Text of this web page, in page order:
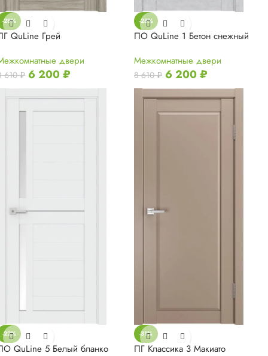
-28%
QuLine Грей
двери
610₽ 6 200₽
-28%
ПО QuLine 1 Бетон снежный
Межкомнатные двери
8 610₽ 6 200₽
-22%
QuLine 5 Белый бланко
-31%
ПГ Классика 3 Макиато